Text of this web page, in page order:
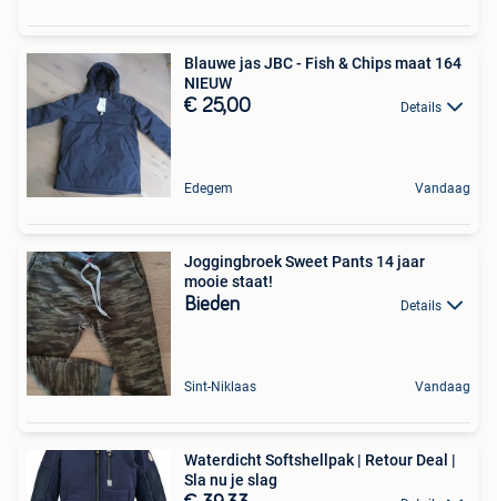
Blauwe jas JBC - Fish & Chips maat 164
NIEUW
€ 25,00 Details
Edegem Vandaag
Joggingbroek Sweet Pants 14 jaar
mooie staat!
Bieden Details
Sint-Niklaas Vandaag
Waterdicht Softshellpak | Retour Deal |
Sla nu je slag